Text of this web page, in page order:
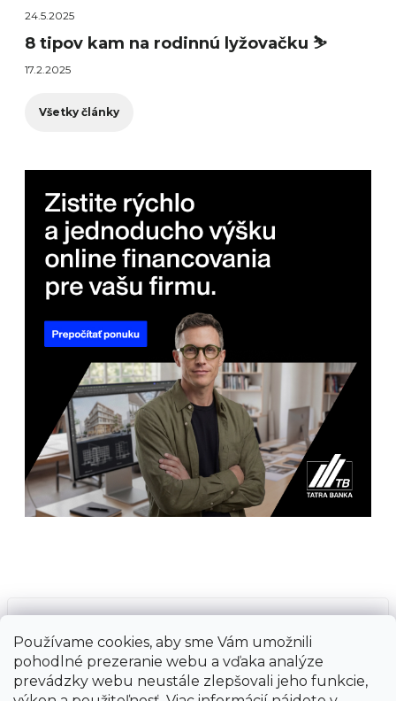
Používame cookies, aby sme Vám umožnili
pohodlné prezeranie webu a vďaka analýze
prevádzky webu neustále zlepšovali jeho funkcie,
24.5.2025
8 tipov kam na rodinnú lyžovačku ⛷️
17.2.2025
Všetky články